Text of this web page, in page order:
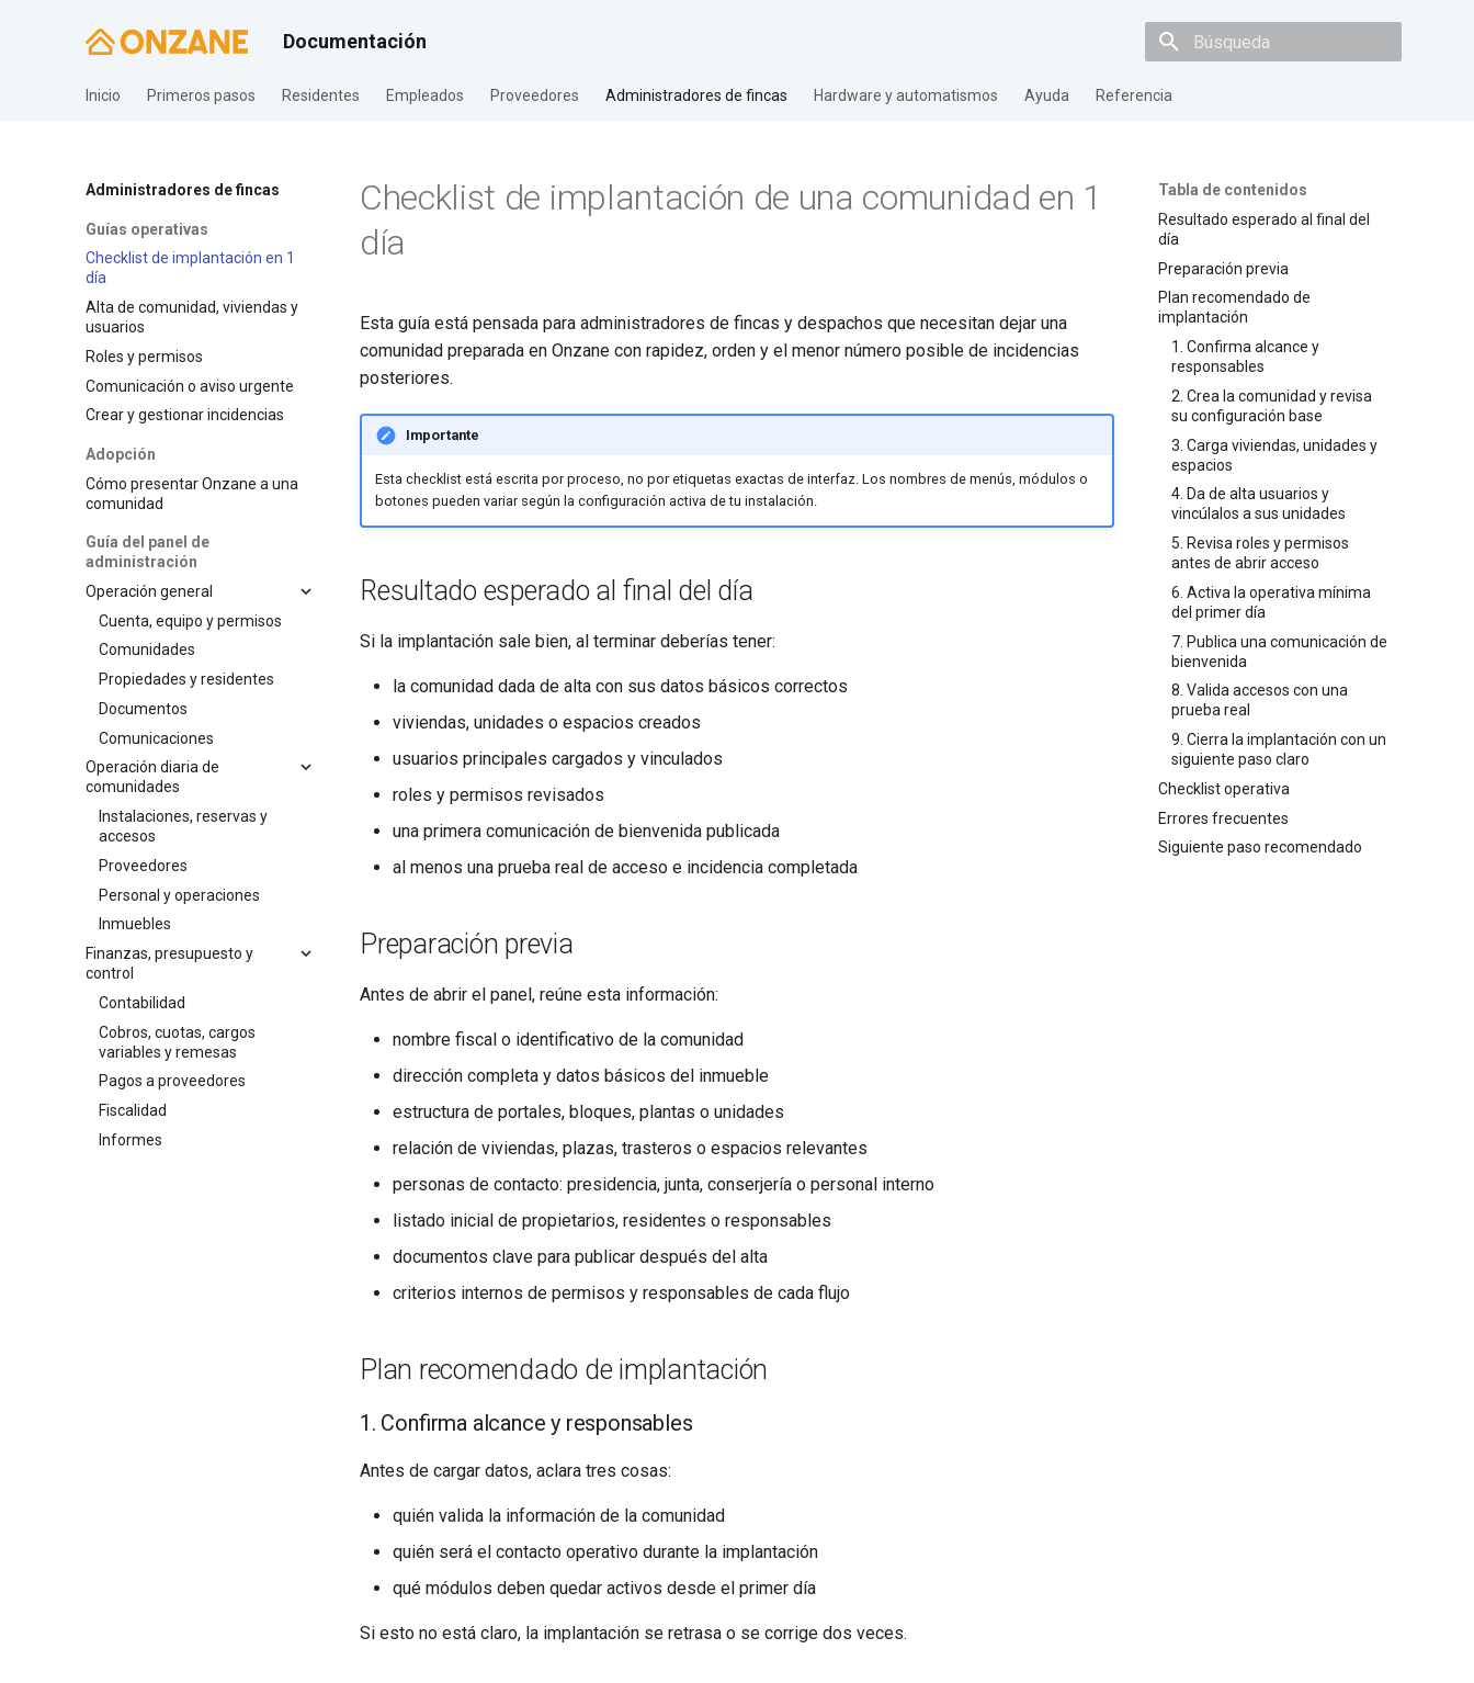
Documentación
Inicio Primeros pasos Residentes Empleados Proveedores Administradores de fincas Hardware y automatismos Ayuda Referencia
Administradores de fincas
Guías operativas
Checklist de implantación en 1
día
Alta de comunidad, viviendas y
usuarios
Roles y permisos
Comunicación o aviso urgente
Crear y gestionar incidencias
Adopción
Cómo presentar Onzane a una
comunidad
Guía del panel de
administración
Operación general
Cuenta, equipo y permisos
Comunidades
Propiedades y residentes
Documentos
Comunicaciones
Operación diaria de
comunidades
Instalaciones, reservas y
accesos
Proveedores
Personal y operaciones
Inmuebles
Finanzas, presupuesto y
control
Contabilidad
Cobros, cuotas, cargos
variables y remesas
Pagos a proveedores
Fiscalidad
Informes
Tabla de contenidos
Resultado esperado al final del
día
Preparación previa
Plan recomendado de
implantación
1. Confirma alcance y
responsables
2. Crea la comunidad y revisa
su configuración base
3. Carga viviendas, unidades y
espacios
4. Da de alta usuarios y
vincúlalos a sus unidades
5. Revisa roles y permisos
antes de abrir acceso
6. Activa la operativa mínima
del primer día
7. Publica una comunicación de
bienvenida
8. Valida accesos con una
prueba real
9. Cierra la implantación con un
siguiente paso claro
Checklist operativa
Errores frecuentes
Siguiente paso recomendado
Checklist de implantación de una comunidad en 1
día
Esta guía está pensada para administradores de fincas y despachos que necesitan dejar una
comunidad preparada en Onzane con rapidez, orden y el menor número posible de incidencias
posteriores.
Importante
Esta checklist está escrita por proceso, no por etiquetas exactas de interfaz. Los nombres de menús, módulos o
botones pueden variar según la configuración activa de tu instalación.
Resultado esperado al final del día
Si la implantación sale bien, al terminar deberías tener:
la comunidad dada de alta con sus datos básicos correctos
viviendas, unidades o espacios creados
usuarios principales cargados y vinculados
roles y permisos revisados
una primera comunicación de bienvenida publicada
al menos una prueba real de acceso e incidencia completada
Preparación previa
Antes de abrir el panel, reúne esta información:
nombre fiscal o identificativo de la comunidad
dirección completa y datos básicos del inmueble
estructura de portales, bloques, plantas o unidades
relación de viviendas, plazas, trasteros o espacios relevantes
personas de contacto: presidencia, junta, conserjería o personal interno
listado inicial de propietarios, residentes o responsables
documentos clave para publicar después del alta
criterios internos de permisos y responsables de cada flujo
Plan recomendado de implantación
1. Confirma alcance y responsables
Antes de cargar datos, aclara tres cosas:
quién valida la información de la comunidad
quién será el contacto operativo durante la implantación
qué módulos deben quedar activos desde el primer día
Si esto no está claro, la implantación se retrasa o se corrige dos veces.